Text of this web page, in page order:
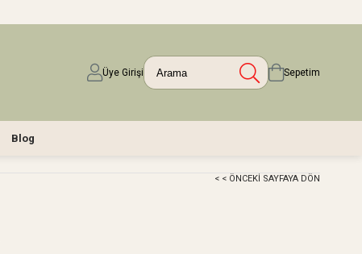
Üye Girişi Sepetim
Blog
< < ÖNCEKI SAYFAYA DÖN